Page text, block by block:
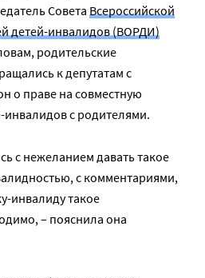
Совета Всероссийской
детей-инвалидов (ВОРДИ)
родительские
к депутатам с
о праве на совместную
инвалидов с родителями.
с нежеланием давать такое
с комментариями,
инвалиду такое
– пояснила она